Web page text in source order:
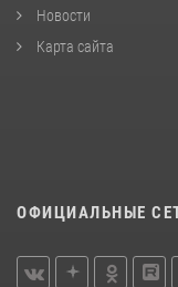
Новости
Карта сайта
ОФИЦИАЛЬНЫЕ